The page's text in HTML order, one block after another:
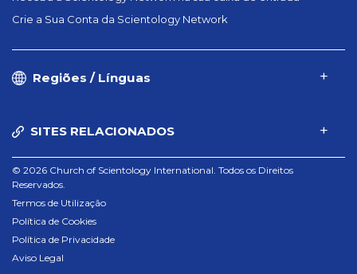
Crie a Sua Conta da Scientology Network
Regiões / Línguas
SITES RELACIONADOS
© 2026 Church of Scientology International. Todos os Direitos
Reservados.
Termos de Utilização
Política de Cookies
Política de Privacidade
Aviso Legal